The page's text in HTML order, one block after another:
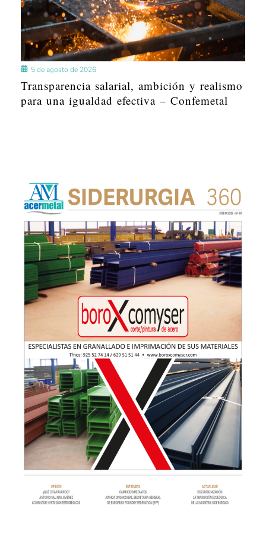
5 de agosto de 2026
Transparencia salarial, ambición y realismo
para una igualdad efectiva – Confemetal